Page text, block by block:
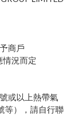
商戶
情況而定
或以上熱帶氣
等），請自行聯